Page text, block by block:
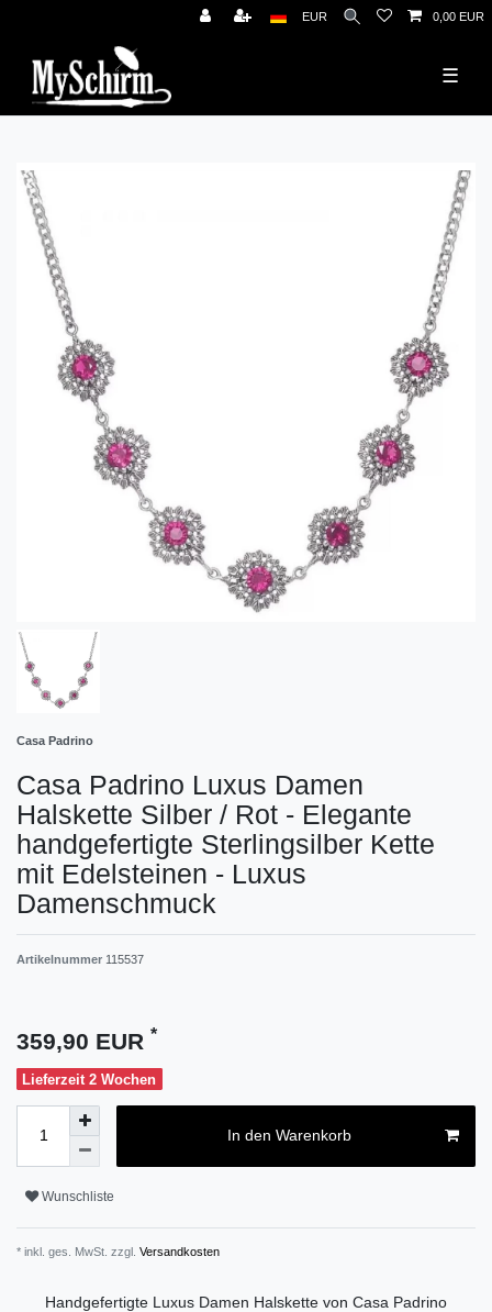
EUR 0,00 EUR
☰
Casa Padrino
Casa Padrino Luxus Damen
Halskette Silber / Rot - Elegante
handgefertigte Sterlingsilber Kette
mit Edelsteinen - Luxus
Damenschmuck
Artikelnummer 115537
359,90 EUR *
Lieferzeit 2 Wochen
In den Warenkorb
Wunschliste
* inkl. ges. MwSt. zzgl. Versandkosten
Handgefertigte Luxus Damen Halskette von Casa Padrino